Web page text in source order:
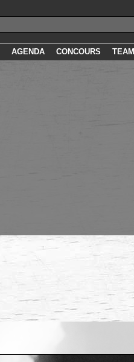
AGENDA CONCOURS TEAM